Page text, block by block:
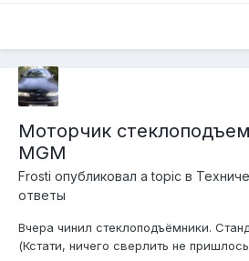
Моторчик
MGM
Frosti опубликовал a topic в
ответы
Вчера чинил стеклоподъёмники.
(Кстати, ничего сверлить не